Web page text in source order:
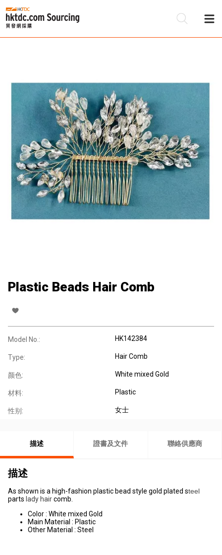
Plastic Beads Hair Comb
Model No.: HK142384
Type: Hair Comb
颜色: White mixed Gold
材料: Plastic
性别: 女士
描述 證書及文件 聯絡供應商
描述
As shown is a high-fashion plastic bead style gold plated steel
parts lady haircomb.
Color : White mixed Gold
Main Material : Plastic
Other Material : Steel